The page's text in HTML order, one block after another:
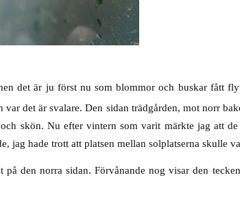
det är ju först nu som blommor och buskar fått
det är svalare. Den sidan trädgården, mot norr
skön. Nu efter vintern som varit märkte jag att
jag hade trott att platsen mellan solplatserna skulle
den norra sidan. Förvånande nog visar den